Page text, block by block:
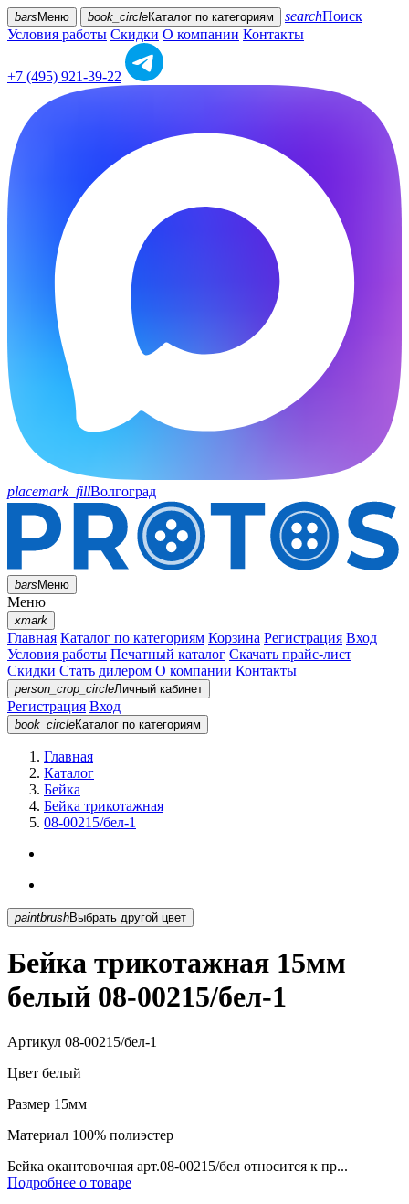
bars Меню book_circleКаталог по категориям searchПоиск
Условия работы Скидки О компании Контакты
+7 (495) 921-39-22
placemark_fillВолгоград
barsМеню
Меню
xmark
Главная Каталог по категориям Корзина Регистрация Вход
Условия работы Печатный каталог Скачать прайс-лист
Скидки Стать дилером О компании Контакты
person_crop_circleЛичный кабинет
Регистрация Вход
book_circleКаталог по категориям
Главная
Каталог
Бейка
Бейка трикотажная
08-00215/бел-1
paintbrush Выбрать другой цвет
Бейка трикотажная 15мм
белый 08-00215/бел-1
Артикул 08-00215/бел-1
Цвет белый
Размер 15мм
Материал 100% полиэстер
Бейка окантовочная арт.08-00215/бел относится к пр...
Подробнее о товаре